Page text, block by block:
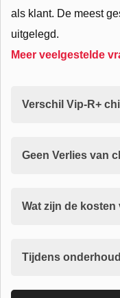
als klant. De meest
uitgelegd.
Meer veelgestelde
Verschil Vip-R+
Geen Verlies van
Wat zijn de
Tijdens